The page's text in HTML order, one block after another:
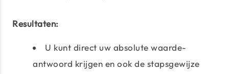
Resultaten:
U kunt direct uw absolute waarde-
antwoord krijgen en ook de stapsgewijze